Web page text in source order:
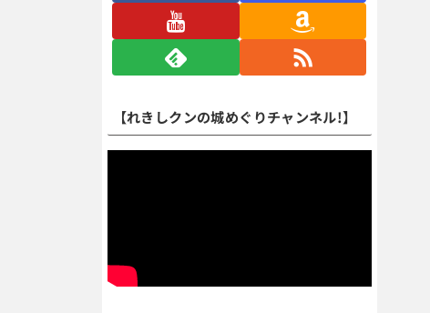
【れきしクンの城めぐりチャンネル!】